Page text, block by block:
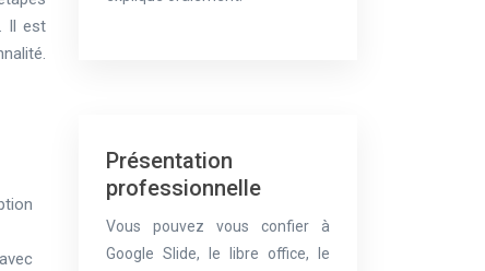
Il est
Présentation
professionnelle
Vous pouvez vous confier à
Google Slide, le libre office, le